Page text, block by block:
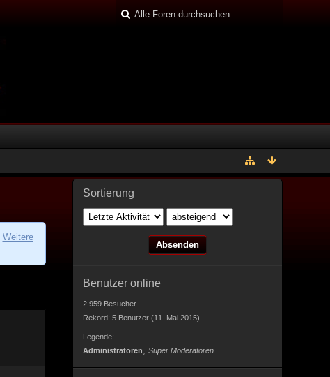
Weitere
Sortierung
Benutzer online
2.959 Besucher
Rekord: 5 Benutzer (11. Mai 2015)
Legende:
Administratoren
Super Moderatoren